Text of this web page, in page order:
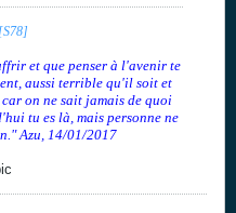
et que penser à l'avenir te
aussi terrible qu'il soit et
on ne sait jamais de quoi
tu es là, mais personne ne
Azu, 14/01/2017